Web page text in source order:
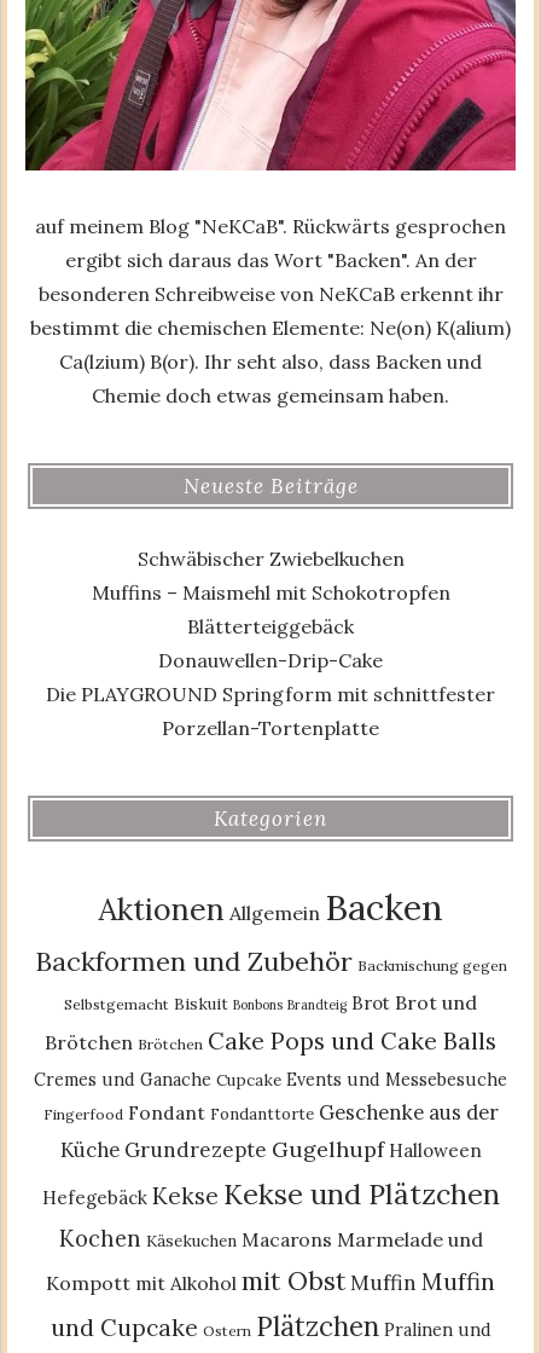
auf meinem Blog "NeKCaB". Rückwärts gesprochen
ergibt sich daraus das Wort "Backen". An der
besonderen Schreibweise von NeKCaB erkennt ihr
bestimmt die chemischen Elemente: Ne(on) K(alium)
Ca(lzium) B(or). Ihr seht also, dass Backen und
Chemie doch etwas gemeinsam haben.
Neueste Beiträge
Schwäbischer Zwiebelkuchen
Muffins – Maismehl mit Schokotropfen
Blätterteiggebäck
Donauwellen-Drip-Cake
Die PLAYGROUND Springform mit schnittfester
Porzellan-Tortenplatte
Kategorien
Aktionen Allgemein Backen
Backformen und Zubehör Backmischung gegen
Selbstgemacht Biskuit Bonbons Brandteig Brot Brot und
Brötchen Brötchen Cake Pops und Cake Balls
Cremes und Ganache Cupcake Events und Messebesuche
Fingerfood Fondant Fondanttorte Geschenke aus der
Küche Grundrezepte Gugelhupf Halloween
Hefegebäck Kekse Kekse und Plätzchen
Kochen Käsekuchen Macarons Marmelade und
Kompott mit Alkohol mit ObstMuffin Muffin
und Cupcake Ostern Plätzchen Pralinen und